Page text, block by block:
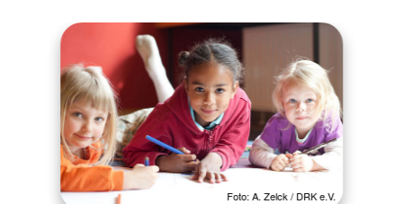
Foto: A. Zelck / DRK e.V.